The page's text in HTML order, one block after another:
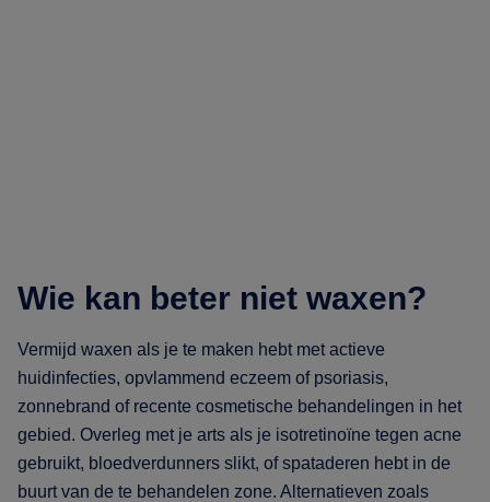
Wie kan beter niet waxen?
Vermijd waxen als je te maken hebt met actieve
huidinfecties, opvlammend eczeem of psoriasis,
zonnebrand of recente cosmetische behandelingen in het
gebied. Overleg met je arts als je isotretinoïne tegen acne
gebruikt, bloedverdunners slikt, of spataderen hebt in de
buurt van de te behandelen zone. Alternatieven zoals